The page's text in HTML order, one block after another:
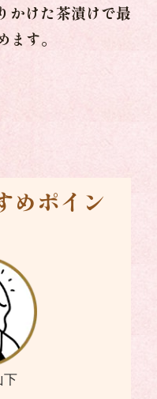
かけた茶漬けで最
す。
めポイン
下